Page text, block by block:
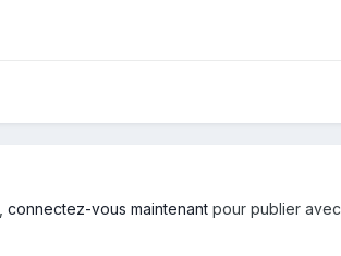
connectez-vous maintenant pour publier